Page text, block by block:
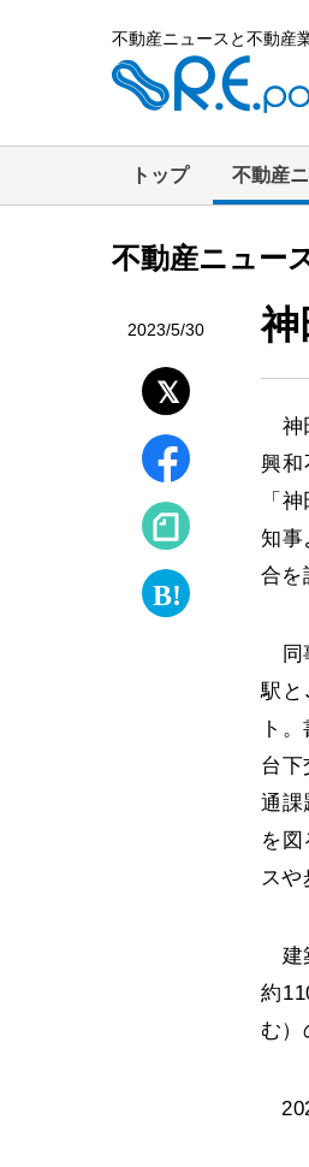
不動産ニュースと不動産
トップ 不動産
不動産ニュー
2023/5/30 神
神
興和
「
知事
合を
同
駅
ト
台下
通課
を
スや
建
約
む）